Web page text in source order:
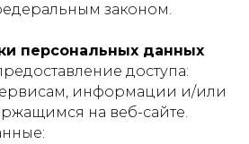
законом.
персональных данных
доступа:
информации и/или
на веб-сайте.